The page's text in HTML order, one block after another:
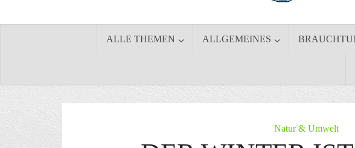
ALLE THEMEN ALLGEMEINES
Natur & Umwelt